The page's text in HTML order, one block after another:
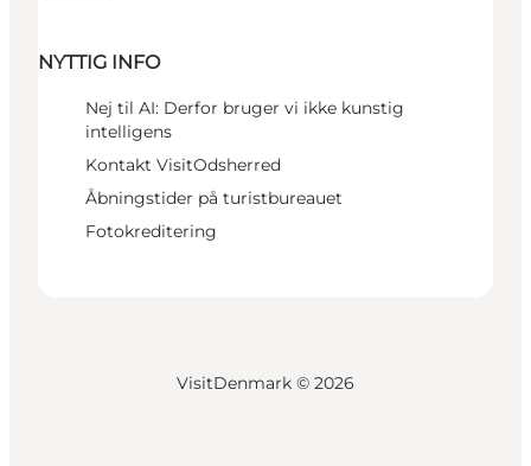
NYTTIG INFO
Nej til AI: Derfor bruger vi ikke kunstig
intelligens
Kontakt VisitOdsherred
Åbningstider på turistbureauet
Fotokreditering
VisitDenmark © 2026